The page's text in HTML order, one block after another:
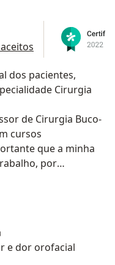
dos pacientes,
Cirurgia
de Cirurgia Buco-
cursos
que a minha
por
facial, do sorriso e
meus pacientes.
e vidas!
e dor orofacial